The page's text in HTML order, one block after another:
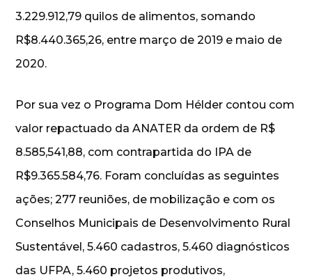
3.229.912,79 quilos de alimentos, somando
R$8.440.365,26, entre março de 2019 e maio de
2020.
Por sua vez o Programa Dom Hélder contou com
valor repactuado da ANATER da ordem de R$
8.585,541,88, com contrapartida do IPA de
R$9.365.584,76. Foram concluídas as seguintes
ações; 277 reuniões, de mobilização e com os
Conselhos Municipais de Desenvolvimento Rural
Sustentável, 5.460 cadastros, 5.460 diagnósticos
das UFPA, 5.460 projetos produtivos,